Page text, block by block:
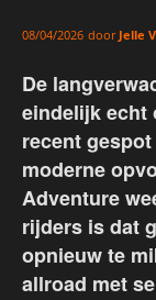
08/04/2026 door Jelle
De
eindelijk echt
recent
moderne
Adventure
rijders is dat
opnieuw te
allroad met